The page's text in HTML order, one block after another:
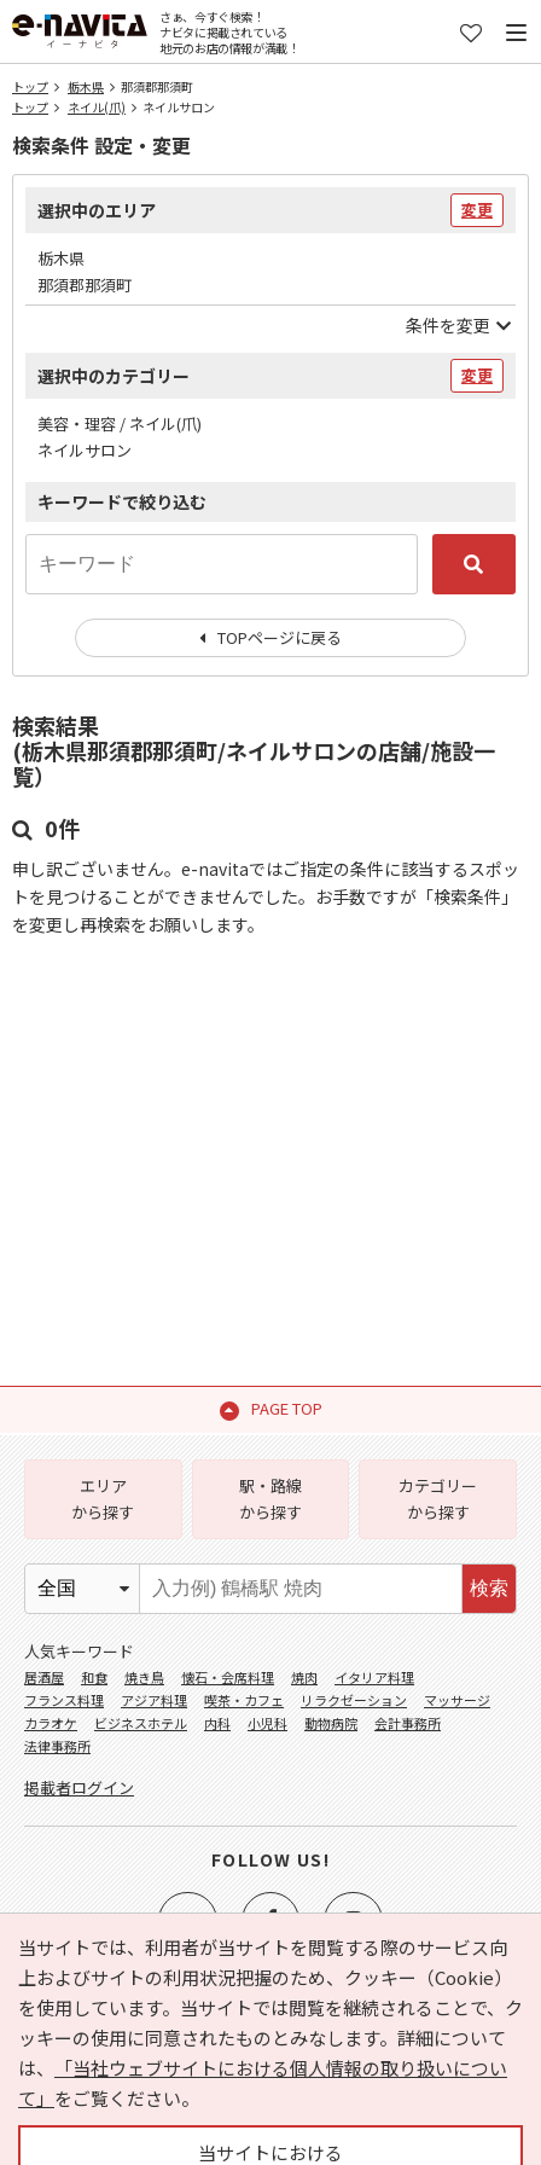
さぁ、今すぐ検索！
ナビタに掲載されている
地元のお店の情報が満載！
トップ 栃木県
那須郡那須町
トップ
ネイル(爪) ネイルサロン
検索結果
(栃木県那須郡那須町/ネイルサロンの店舗/施設一
覧）
0件
申し訳ございません。e-navitaではご指定の条件に該当するスポッ
トを見つけることができませんでした。お手数ですが「検索条件」
を変更し再検索をお願いします。
検索条件 設定・変更
選択中のエリア 変更
栃木県
那須郡那須町
条件を変更
選択中のカテゴリー 変更
美容・理容 / ネイル(爪)
ネイルサロン
キーワードで絞り込む
TOPページに戻る
PAGE TOP
当サイトでは、利用者が当サイトを閲覧する際のサービス向
上およびサイトの利用状況把握のため、クッキー（Cookie）
を使用しています。当サイトでは閲覧を継続されることで、ク
ッキーの使用に同意されたものとみなします。詳細について
は、
「当社ウェブサイトにおける個人情報の取り扱いについ
て」 をご覧ください。
当サイトにおける
e-NAVITA（イーナビタ）とは？ お気に入り
ヘルプ
利用規約
個人情報の取り扱いについて
運営会社
サイトマップ
広告掲載に関するお問い合わせ
エリア
から探す
駅・路線
から探す
カテゴリー
から探す
検索
人気キーワード
居酒屋 和食 焼き鳥 懐石・会席料理 焼肉
イタリア料理
フランス料理
アジア料理 喫茶・カフェ リラクゼーション
マッサージ
カラオケ
ビジネスホテル 内科 小児科 動物病院
会計事務所
法律事務所
掲載者ログイン
FOLLOW US!